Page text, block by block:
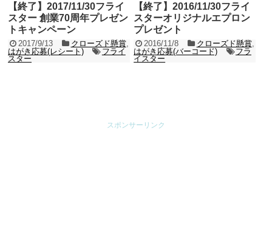
【終了】2017/11/30フライ
スター 創業70周年プレゼン
トキャンペーン
2017/9/13 クローズド懸賞,
はがき応募(レシート)
フライ
スター
【終了】2016/11/30フライ
スターオリジナルエプロン
プレゼント
2016/11/8 クローズド懸賞,
はがき応募(バーコード)
フラ
イスター
スポンサーリンク